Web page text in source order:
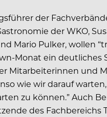
der
der WKO,
Mario Pulker, wollen
Monat ein deutliches
Mitarbeiterinnen und
wie wir darauf
zu können.” Auch
des Fachbereichs